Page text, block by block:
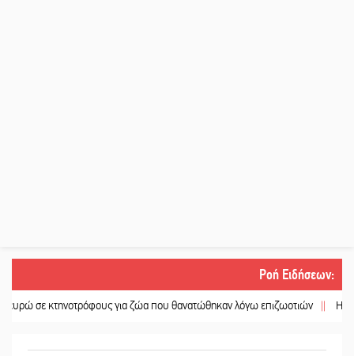
Ροή Ειδήσεων:
για ζώα που θανατώθηκαν λόγω επιζωοτιών || Η ψυχολογία